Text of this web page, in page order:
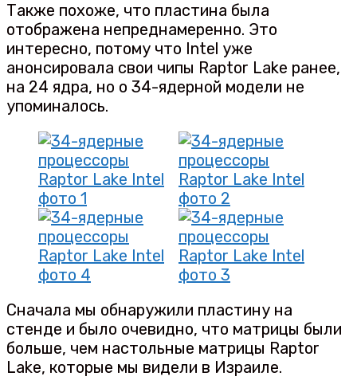
Также похоже, что пластина была
отображена непреднамеренно. Это
интересно, потому что Intel уже
анонсировала свои чипы Raptor Lake ранее,
на 24 ядра, но о 34-ядерной модели не
упоминалось.
Сначала мы обнаружили пластину на
стенде и было очевидно, что матрицы были
больше, чем настольные матрицы Raptor
Lake, которые мы видели в Израиле.